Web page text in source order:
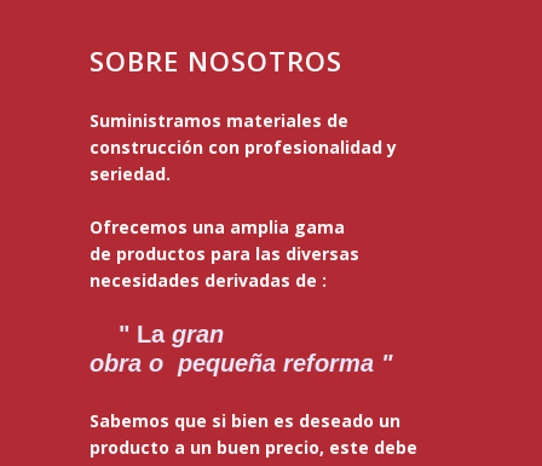
SOBRE NOSOTROS
Suministramos materiales de
construcción con profesionalidad y
seriedad.
Ofrecemos una amplia gama
de productos para las diversas
necesidades derivadas de :
" La gran
obra o pequeña reforma "
Sabemos que si bien es deseado un
producto a un buen precio, este debe